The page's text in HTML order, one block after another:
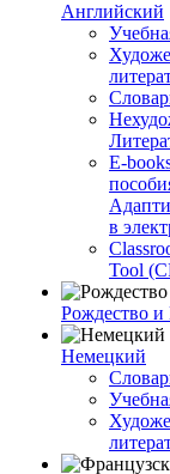
Английский
E-
в
Tool
Рождество
Немецкий